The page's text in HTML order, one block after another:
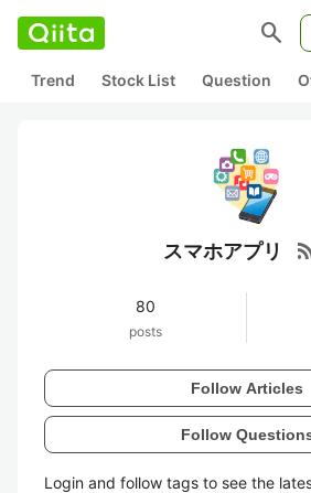
search
Trend Stock List Question
スマホアプリ
80
posts
Follow Articles
Follow
Login and follow tags to see the